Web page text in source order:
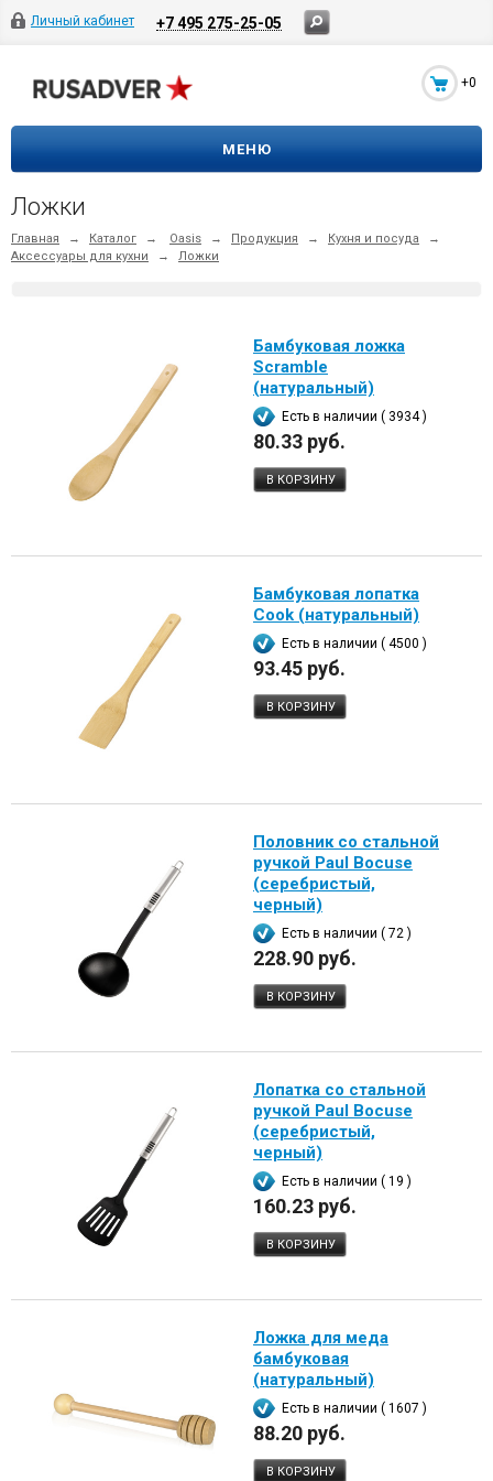
Личный кабинет +7 495 275-25-05
+0
МЕНЮ
Ложки
Главная → Каталог → Oasis → Продукция → Кухня и посуда
→
Аксессуары для кухни
→ Ложки
Бамбуковая ложка
Scramble
(натуральный)
Есть в наличии ( 3934 )
80.33 руб.
В КОРЗИНУ
Бамбуковая лопатка
Cook (натуральный)
Есть в наличии ( 4500 )
93.45 руб.
В КОРЗИНУ
Половник со стальной
ручкой Paul Bocuse
(серебристый,
черный)
Есть в наличии ( 72 )
228.90 руб.
В КОРЗИНУ
Лопатка со стальной
ручкой Paul Bocuse
(серебристый,
черный)
Есть в наличии ( 19 )
160.23 руб.
В КОРЗИНУ
Ложка для меда
бамбуковая
(натуральный)
Есть в наличии ( 1607 )
88.20 руб.
В КОРЗИНУ